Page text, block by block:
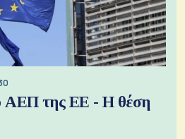
ΑΕΠ της ΕΕ - Η θέση